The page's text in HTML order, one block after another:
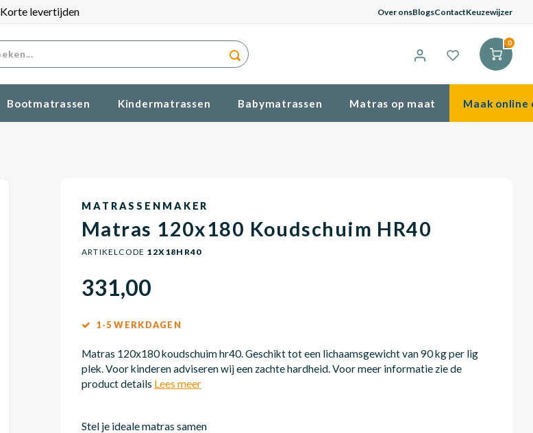
Korte levertijden Over onsBlogsContactKeuzewijzer
0
Bootmatrassen Kindermatrassen Babymatrassen Matras op maat Maak online
MATRASSENMAKER
Matras 120x180 Koudschuim HR40
ARTIKELCODE 12X18HR40
331,00
1-5 WERKDAGEN
Matras 120x180 koudschuim hr40. Geschikt tot een lichaamsgewicht van 90 kg per lig
plek. Voor kinderen adviseren wij een zachte hardheid. Voor meer informatie zie de
product details Lees meer
Stel je ideale matras samen